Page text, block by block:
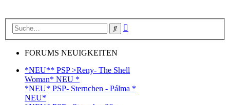
Suche
FORUMS NEUIGKEITEN
*NEU** PSP >Reny- The Shell
Woman* NEU *
*NEU* PSP- Sternchen - Pálma *
NEU*